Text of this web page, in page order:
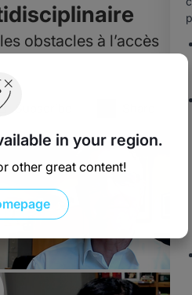
obstacles à l’accès
in your region.
other great content!